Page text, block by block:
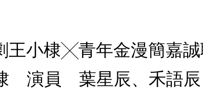
王小棣╳青年金漫簡嘉
棣 演員 葉星辰、禾語